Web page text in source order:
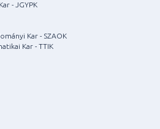
- JGYPK
Kar - SZAOK
Kar - TTIK